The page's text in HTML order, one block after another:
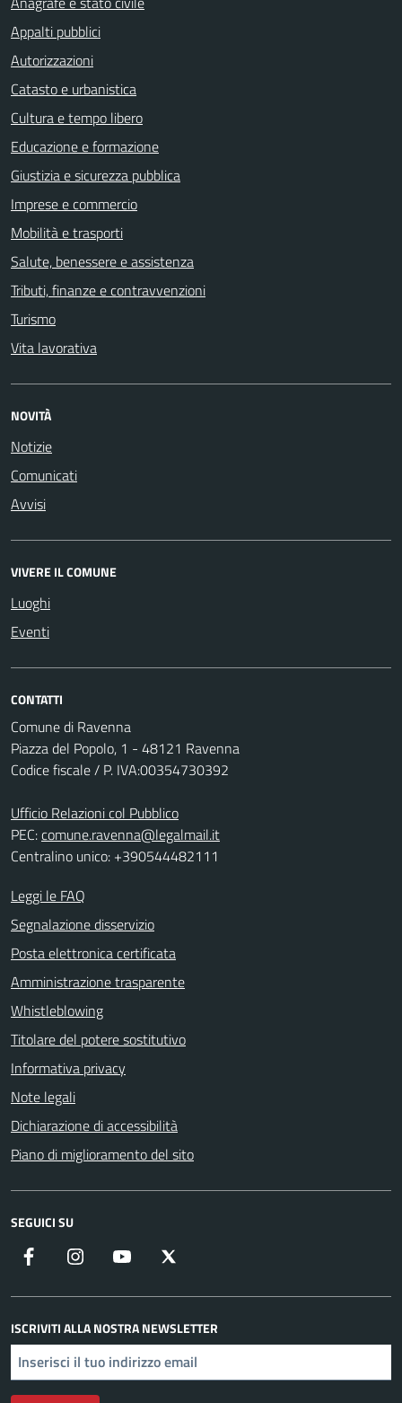
Appalti pubblici
Autorizzazioni
Catasto e urbanistica
Cultura e tempo libero
Educazione e formazione
Giustizia e sicurezza pubblica
Imprese e commercio
Mobilità e trasporti
Salute, benessere e assistenza
Tributi, finanze e contravvenzioni
Turismo
Vita lavorativa
NOVITÀ
Notizie
Comunicati
Avvisi
VIVERE IL COMUNE
Luoghi
Eventi
CONTATTI
Comune di Ravenna
Piazza del Popolo, 1 - 48121 Ravenna
Codice fiscale / P. IVA:00354730392
Ufficio Relazioni col Pubblico
PEC:comune.ravenna@legalmail.it
Centralino unico: +390544482111
Leggi le FAQ
Segnalazione disservizio
Posta elettronica certificata
Amministrazione trasparente
Whistleblowing
Titolare del potere sostitutivo
Informativa privacy
Note legali
Dichiarazione di accessibilità
Piano di miglioramento del sito
SEGUICI SU
Facebook Instagram YouTube
ISCRIVITI ALLA NOSTRA NEWSLETTER